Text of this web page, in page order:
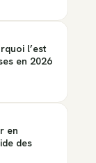
l’est
en 2026
en
des